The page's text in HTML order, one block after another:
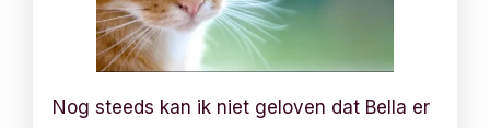
Nog steeds kan ik niet geloven dat Bella er